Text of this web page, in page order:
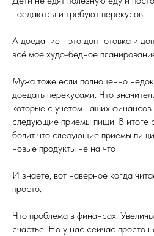
наедаются и требуют перекусов
А доедание - это доп готовка и
всё мое худо-бедное
Мужа тоже если полноценно
доедать перекусами. Что
которые с учетом наших
следующие приемы пищи. В итоге
болит что следующие приемы
новые продукты не на что
И знаете, вот наверное когда
просто.
Что проблема в финансах.
счастье! Но у нас сейчас просто